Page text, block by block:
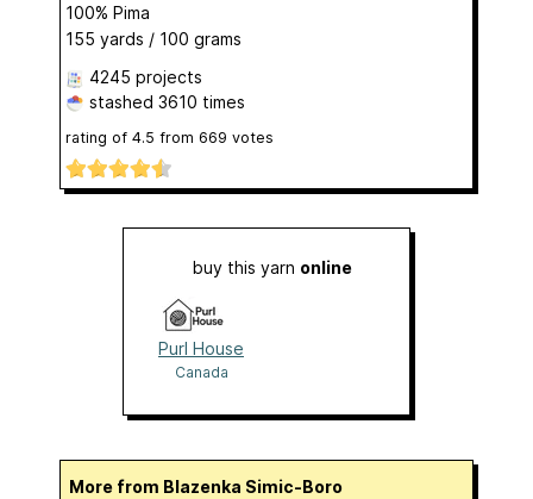
100% Pima
155 yards / 100 grams
4245 projects
stashed 3610 times
rating of 4.5 from 669 votes
buy this yarn online
Purl House
Canada
More from Blazenka Simic-Boro